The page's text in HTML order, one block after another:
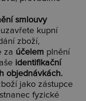
smlouvy
kupní
zboží,
za účelem plnění
identifikační
objednávkách.
jako zástupce
fyzické